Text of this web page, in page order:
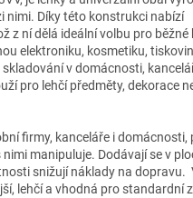
nimi. Díky této konstrukci nabízí
z ní dělá ideální volbu pro běžné
elektroniku, kosmetiku,
v domácnosti,
pro lehčí předměty, dekorace
firmy, kanceláře i domácnosti,
manipuluje. Dodávají se v
snižují náklady na dopravu.
lehčí a vhodná pro standardní